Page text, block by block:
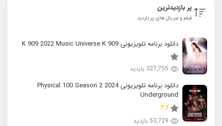
پر بازدیدترین
فیلم و سریال های پر بازدید
دانلود برنامه تلویزیونی K 909 2022 Music Universe K 909
327,755 بازدید
دانلود برنامه تلویزیونی 2024 Physical 100 Season 2
Underground
7.7
53,729 بازدید